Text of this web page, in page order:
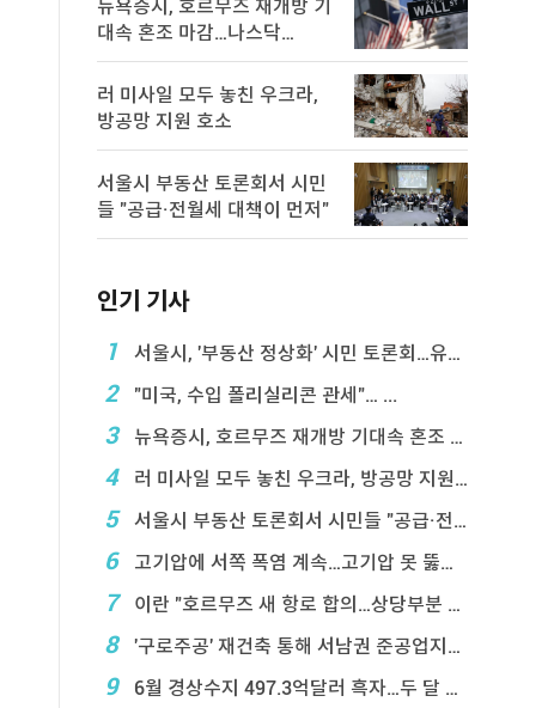
뉴욕증시, 호르무즈 재개방 기
대속 혼조 마감…나스닥
0.8％↓
러 미사일 모두 놓친 우크라,
방공망 지원 호소
서울시 부동산 토론회서 시민
들 "공급·전월세 대책이 먼저"
인기 기사
1
서울시, '부동산 정상화' 시민 토론회…유튜브 생중계
2 "미국, 수입 폴리실리콘 관세"… ...
3 뉴욕증시, 호르무즈 재개방 기대속 혼조 마감…나스닥 ...
4 러 미사일 모두 놓친 우크라, 방공망 지원 호소
5 서울시 부동산 토론회서 시민들 "공급·전월 ...
6 고기압에 서쪽 폭염 계속…고기압 못 뚫은 태풍은 상 ...
7 이란 "호르무즈 새 항로 합의…상당부분 이 ...
8 '구로주공' 재건축 통해 서남권 준공업지에 3,28 ...
9 6월 경상수지 497.3억달러 흑자…두 달 연속 역 ...